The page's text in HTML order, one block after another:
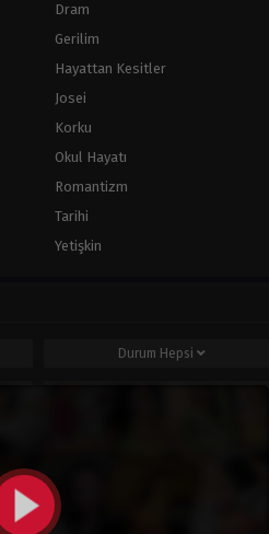
Dram
Gerilim
Hayattan Kesitler
Josei
Korku
Okul Hayatı
Romantizm
Tarihi
Yetişkin
Durum Hepsi